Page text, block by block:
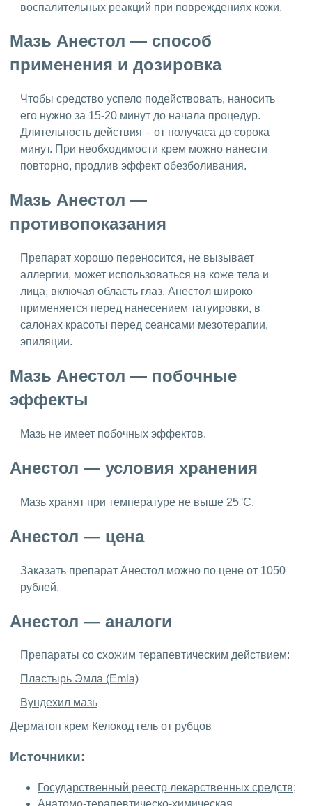
воспалительных реакций при повреждениях кожи.
Мазь Анестол — способ
применения и дозировка
Чтобы средство успело подействовать, наносить
его нужно за 15-20 минут до начала процедур.
Длительность действия – от получаса до сорока
минут. При необходимости крем можно нанести
повторно, продлив эффект обезболивания.
Мазь Анестол —
противопоказания
Препарат хорошо переносится, не вызывает
аллергии, может использоваться на коже тела и
лица, включая область глаз. Анестол широко
применяется перед нанесением татуировки, в
салонах красоты перед сеансами мезотерапии,
эпиляции.
Мазь Анестол — побочные
эффекты
Мазь не имеет побочных эффектов.
Анестол — условия хранения
Мазь хранят при температуре не выше 25°С.
Анестол — цена
Заказать препарат Анестол можно по цене от 1050
рублей.
Анестол — аналоги
Препараты со схожим терапевтическим действием:
Пластырь Эмла (Emla)
Вундехил мазь
Дерматоп крем Келокод гель от рубцов
Источники:
Государственный реестр лекарственных средств;
Анатомо-терапевтическо-химическая